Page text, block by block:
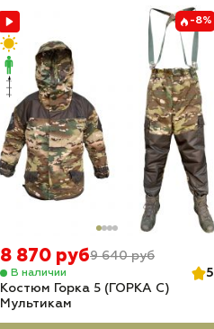
-8%
8 870 руб9 640 руб
В наличии
5
Костюм Горка 5 (ГОРКА С)
Мультикам